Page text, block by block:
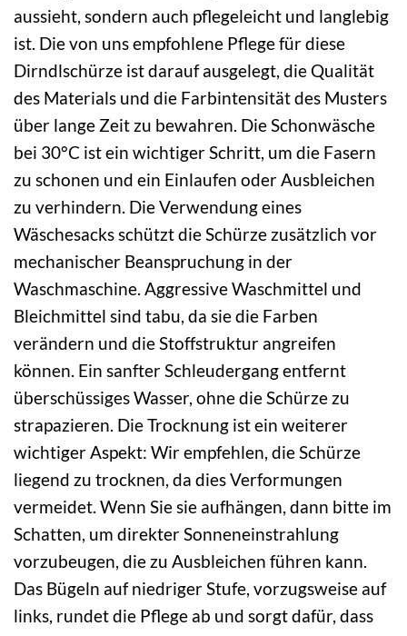
aussieht, sondern auch pflegeleicht und langlebig
ist. Die von uns empfohlene Pflege für diese
Dirndlschürze ist darauf ausgelegt, die Qualität
des Materials und die Farbintensität des Musters
über lange Zeit zu bewahren. Die Schonwäsche
bei 30°C ist ein wichtiger Schritt, um die Fasern
zu schonen und ein Einlaufen oder Ausbleichen
zu verhindern. Die Verwendung eines
Wäschesacks schützt die Schürze zusätzlich vor
mechanischer Beanspruchung in der
Waschmaschine. Aggressive Waschmittel und
Bleichmittel sind tabu, da sie die Farben
verändern und die Stoffstruktur angreifen
können. Ein sanfter Schleudergang entfernt
überschüssiges Wasser, ohne die Schürze zu
strapazieren. Die Trocknung ist ein weiterer
wichtiger Aspekt: Wir empfehlen, die Schürze
liegend zu trocknen, da dies Verformungen
vermeidet. Wenn Sie sie aufhängen, dann bitte im
Schatten, um direkter Sonneneinstrahlung
vorzubeugen, die zu Ausbleichen führen kann.
Das Bügeln auf niedriger Stufe, vorzugsweise auf
links, rundet die Pflege ab und sorgt dafür, dass